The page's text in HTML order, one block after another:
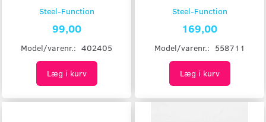
Steel-Function
99,00
Model/varenr.: 402405
Læg i kurv
Steel-Function
169,00
Model/varenr.: 558711
Læg i kurv